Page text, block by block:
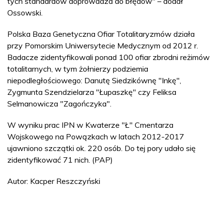
Ossowski.
Polska Baza Genetyczna Ofiar Totalitaryzmów działa
przy Pomorskim Uniwersytecie Medycznym od 2012 r.
Badacze zidentyfikowali ponad 100 ofiar zbrodni reżimów
totalitarnych, w tym żołnierzy podziemia
niepodległościowego: Danutę Siedzikównę "Inkę",
Zygmunta Szendzielarza "Łupaszkę" czy Feliksa
Selmanowicza "Zagończyka".
W wyniku prac IPN w Kwaterze "Ł" Cmentarza
Wojskowego na Powązkach w latach 2012-2017
ujawniono szczątki ok. 220 osób. Do tej pory udało się
zidentyfikować 71 nich. (PAP)
Autor: Kacper Reszczyński